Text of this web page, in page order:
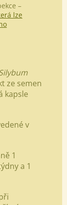
–
lze
ze semen
kapsle
v
1
a 1